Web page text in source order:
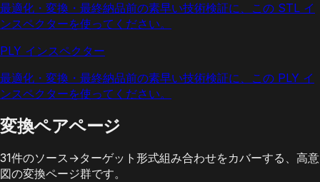
最適化・変換・最終納品前の素早い技術検証に、この STL イ
ンスペクターを使ってください。
PLY インスペクター
最適化・変換・最終納品前の素早い技術検証に、この PLY イ
ンスペクターを使ってください。
変換ペアページ
31件のソース→ターゲット形式組み合わせをカバーする、高意
図の変換ページ群です。